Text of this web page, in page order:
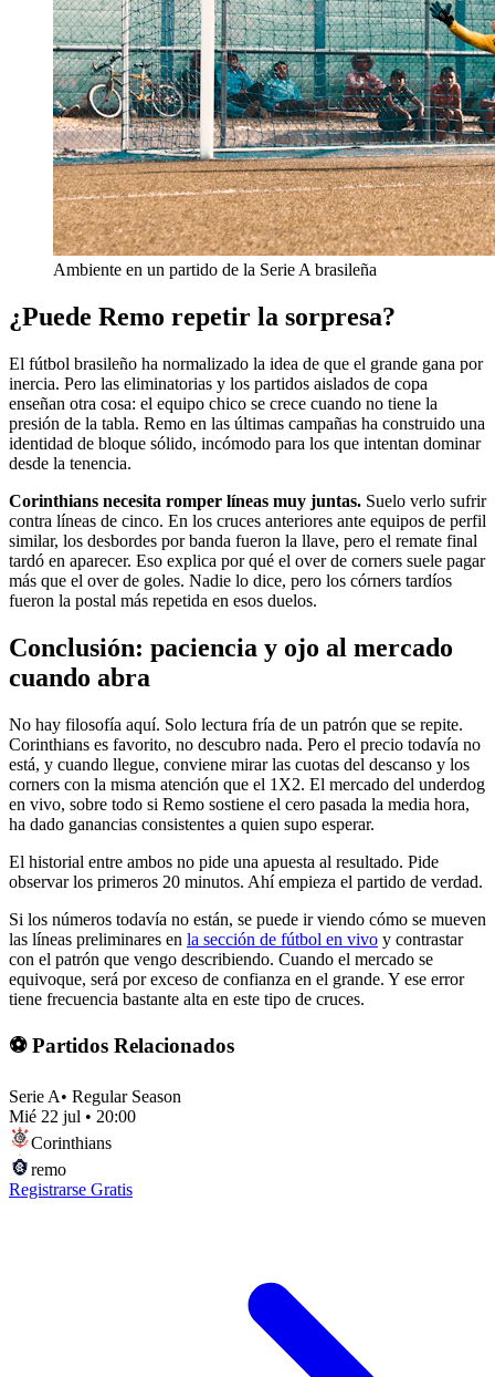
Ambiente en un partido de la Serie A brasileña
¿Puede Remo repetir la sorpresa?
El fútbol brasileño ha normalizado la idea de que el grande gana por
inercia. Pero las eliminatorias y los partidos aislados de copa
enseñan otra cosa: el equipo chico se crece cuando no tiene la
presión de la tabla. Remo en las últimas campañas ha construido una
identidad de bloque sólido, incómodo para los que intentan dominar
desde la tenencia.
Corinthians necesita romper líneas muy juntas. Suelo verlo sufrir
contra líneas de cinco. En los cruces anteriores ante equipos de perfil
similar, los desbordes por banda fueron la llave, pero el remate final
tardó en aparecer. Eso explica por qué el over de corners suele pagar
más que el over de goles. Nadie lo dice, pero los córners tardíos
fueron la postal más repetida en esos duelos.
Conclusión: paciencia y ojo al mercado
cuando abra
No hay filosofía aquí. Solo lectura fría de un patrón que se repite.
Corinthians es favorito, no descubro nada. Pero el precio todavía no
está, y cuando llegue, conviene mirar las cuotas del descanso y los
corners con la misma atención que el 1X2. El mercado del underdog
en vivo, sobre todo si Remo sostiene el cero pasada la media hora,
ha dado ganancias consistentes a quien supo esperar.
El historial entre ambos no pide una apuesta al resultado. Pide
observar los primeros 20 minutos. Ahí empieza el partido de verdad.
Si los números todavía no están, se puede ir viendo cómo se mueven
las líneas preliminares en la sección de fútbol en vivo y contrastar
con el patrón que vengo describiendo. Cuando el mercado se
equivoque, será por exceso de confianza en el grande. Y ese error
tiene frecuencia bastante alta en este tipo de cruces.
⚽ Partidos Relacionados
Serie A• Regular Season
Mié 22 jul • 20:00
Corinthians
remo
Registrarse Gratis